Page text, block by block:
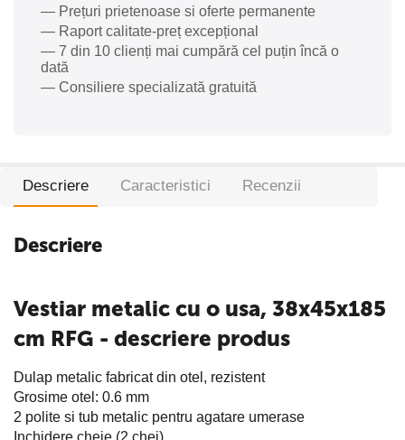
— Prețuri prietenoase si oferte permanente
— Raport calitate-preț excepțional
— 7 din 10 clienți mai cumpără cel puțin încă o
dată
— Consiliere specializată gratuită
Descriere Caracteristici Recenzii
Descriere
Vestiar metalic cu o usa, 38x45x185
cm RFG - descriere produs
Dulap metalic fabricat din otel, rezistent
Grosime otel: 0.6 mm
2 polite si tub metalic pentru agatare umerase
Inchidere cheie (2 chei)